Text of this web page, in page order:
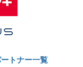
トナー一覧